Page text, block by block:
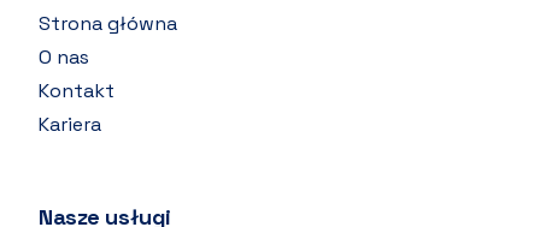
Strona główna
O nas
Kontakt
Kariera
Nasze usługi